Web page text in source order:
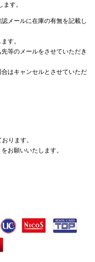
す。
メールに在庫の有無を記載し
す。
等のメールをさせていただき
はキャンセルとさせていただ
ります。
お願いいたします。